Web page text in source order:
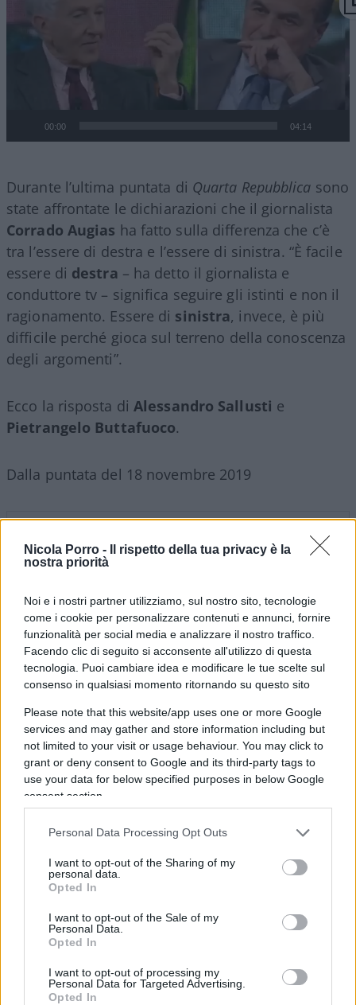
Nicola Porro -
Il rispetto della tua privacy è la
nostra priorità
Noi e i nostri partner utilizziamo, sul nostro sito, tecnologie
come i cookie per personalizzare contenuti e annunci, fornire
funzionalità per social media e analizzare il nostro traffico.
Facendo clic di seguito si acconsente all'utilizzo di questa
tecnologia. Puoi cambiare idea e modificare le tue scelte sul
consenso in qualsiasi momento ritornando su questo sito
Please note that this website/app uses one or more Google
services and may gather and store information including but
not limited to your visit or usage behaviour. You may click to
grant or deny consent to Google and its third-party tags to
use your data for below specified purposes in below Google
consent section.
Personal Data Processing Opt Outs
I want to opt-out of the Sharing of my
personal data.
Opted In
I want to opt-out of the Sale of my
Personal Data.
Opted In
I want to opt-out of processing my
Personal Data for Targeted Advertising.
Opted In
00:00 04:14
Durante l’ultima puntata di Quarta Repubblica sono
state affrontate le dichiarazioni che il giornalista
Corrado Augias ha fatto sulla differenza che c’è
tra l’essere di destra e l’essere di sinistra. “È facile
essere di destra – ha detto il giornalista e
conduttore tv – significa seguire gli istinti e non il
ragionamento. Essere di sinistra, invece, è più
difficile perché gioca sul terreno della conoscenza
degli argomenti”.
Ecco la risposta di Alessandro Sallusti e
Pietrangelo Buttafuoco.
Dalla puntata del 18 novembre 2019